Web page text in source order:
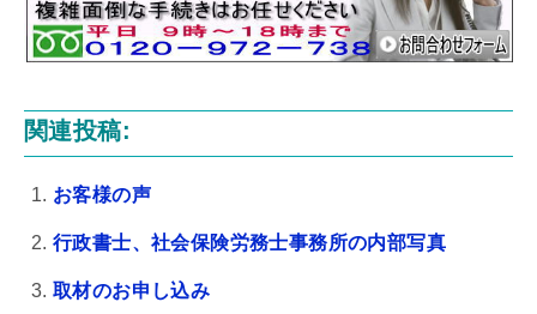
関連投稿:
お客様の声
行政書士、社会保険労務士事務所の内部写真
取材のお申し込み